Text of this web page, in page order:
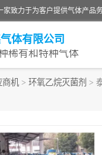
体有限公司
稀有和特种气体
商机 > 环氧乙烷灭菌剂 >
高纯氩气